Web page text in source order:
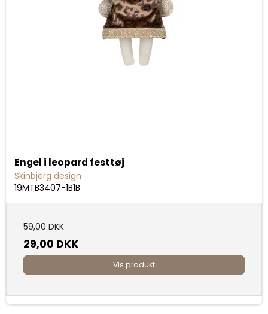
Engel i leopard festtøj
Skinbjerg design
19MTB3407-1B1B
59,00 DKK
29,00 DKK
Vis produkt